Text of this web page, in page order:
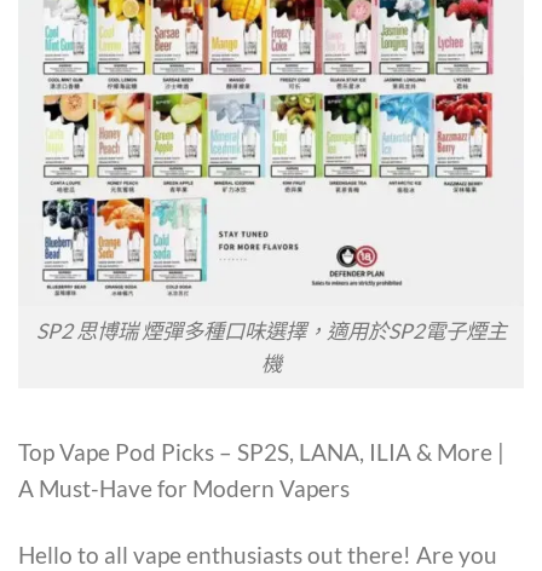
SP2 思博瑞 煙彈多種口味選擇，適用於SP2電子煙主
機
Top Vape Pod Picks – SP2S, LANA, ILIA & More |
A Must-Have for Modern Vapers
Hello to all vape enthusiasts out there! Are you